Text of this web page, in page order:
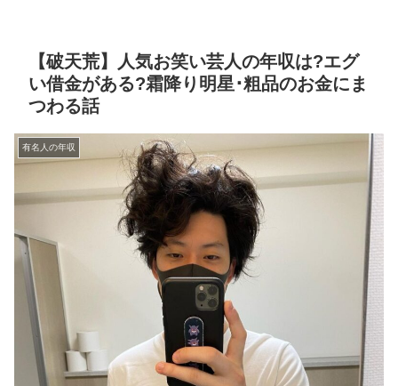
【破天荒】人気お笑い芸人の年収は?エグ
い借金がある?霜降り明星･粗品のお金にま
つわる話
有名人の年収